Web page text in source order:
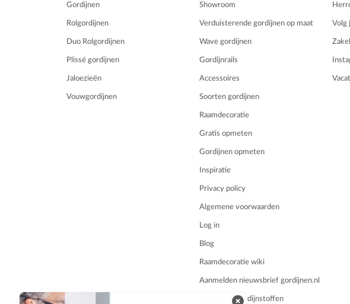
Gordijnen
Rolgordijnen
Duo Rolgordijnen
Plissé gordijnen
Jaloezieën
Vouwgordijnen
Showroom
Verduisterende gordijnen op maat
Wave gordijnen
Gordijnrails
Accessoires
Soorten gordijnen
Raamdecoratie
Gratis opmeten
Gordijnen opmeten
Inspiratie
Privacy policy
Algemene voorwaarden
Log in
Blog
Raamdecoratie wiki
Aanmelden nieuwsbrief gordijnen.nl
Duurzame gordijnstoffen
Volg